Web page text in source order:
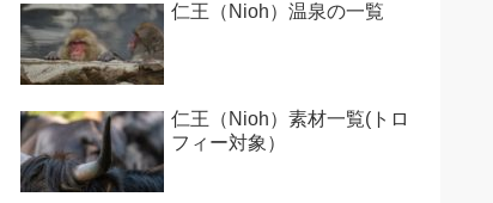
仁王（Nioh）温泉の一覧
仁王（Nioh）素材一覧(トロ
フィー対象）